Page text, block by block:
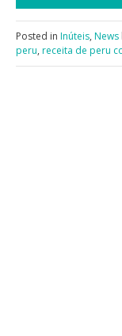
Posted in Inúteis, News
peru, receita de peru